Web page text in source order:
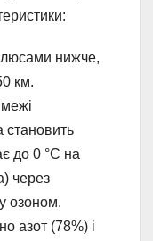
нижче,
км.
становить
до 0 °C на
через
озоном.
азот (78%) і